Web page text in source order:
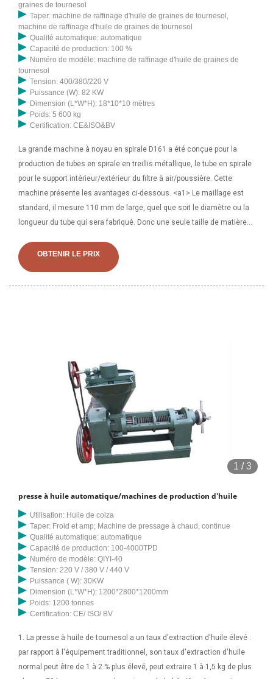
graines de tournesol
Taper: machine de raffinage d'huile de graines de tournesol,
machine de raffinage d'huile de graines de tournesol
Qualité automatique: automatique
Capacité de production: 100 %
Numéro de modèle: machine de raffinage d'huile de graines de
tournesol
Tension: 400/380/220 V
Puissance (W): 82 KW
Dimension (L*W*H): 18*10*10 mètres
Poids: 5 600 kg
Certification: CE&ISO&BV
La grande machine à noyau en spirale D161 a été conçue pour la
production de tubes en spirale en treillis métallique, le tube en spirale
pour le support intérieur/extérieur du filtre à air/poussière. Cette
machine présente les avantages ci-dessous. <a1> Le maillage est
standard, il mesure 110 mm de large, quel que soit le diamètre ou la
longueur du tube qui sera fabriqué. Donc une seule taille de matière
entièrement automatique NXJGJ-2A, noyau en spirale/conduit/tuyau
/Machine à souder les tubes SCW-8, machine à souder les conduits
OBTENIR LE PRIX
1 /3
presse à huile automatique/machines de production d'huile
Utilisation: Huile de colza
Taper: Froid et amp; Machine de pressage à chaud, continue
Qualité automatique: automatique
Capacité de production: 100-4000TPD
Numéro de modèle: QIYI-40
Tension: 220 V / 380 V / 440 V
Puissance ( W): 30KW
Dimension (L*W*H): 1200*2800*1200mm
Poids: 1200 tonnes
Certification: CE/ ISO/ BV
1. La presse à huile de tournesol a un taux d'extraction d'huile élevé :
par rapport à l'équipement traditionnel, son taux d'extraction d'huile
normal peut être de 1 à 2 % plus élevé, peut extraire 1 à 1,5 kg de plus